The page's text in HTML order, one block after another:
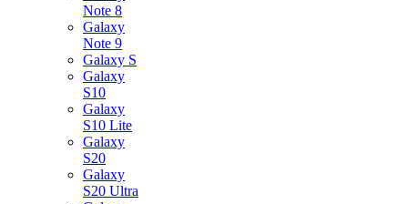
Note 8
Galaxy
Note 9
Galaxy S
Galaxy
S10
Galaxy
S10 Lite
Galaxy
S20
Galaxy
S20 Ultra